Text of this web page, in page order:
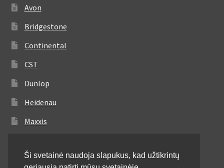
Avon
Bridgestone
Continental
CST
Dunlop
Heidenau
Maxxis
Michelin
Ši svetainė naudoja slapukus, kad užtikrintų